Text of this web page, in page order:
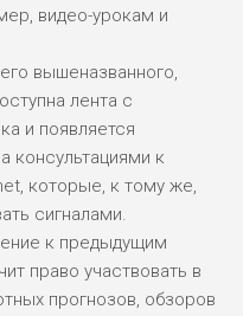
видео-урокам и
вышеназванного,
лента с
и появляется
консультациями к
которые, к тому же,
сигналами.
к предыдущим
право участвовать в
прогнозов, обзоров